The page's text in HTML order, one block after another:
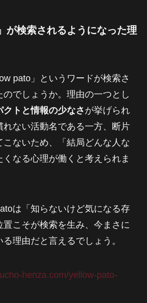
が検索されるようになった理
pato」というワードが検索さ
でしょうか。理由の一つとし
クトと情報の少なさ が挙げられ
れない活動名である一方、断片
こないため、「結局どんな人な
なる心理が働くと考えられま
は「知らないけど気になる存
置こそが検索を生み、今まさに
理由だと言えるでしょう。
henza.com/yellow-pato-